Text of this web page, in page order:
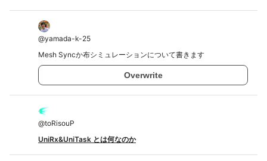
@yamada-k-25
Mesh Syncか布シミュレーションについて書きます
Overwrite
@toRisouP
UniRx&UniTask とは何なのか